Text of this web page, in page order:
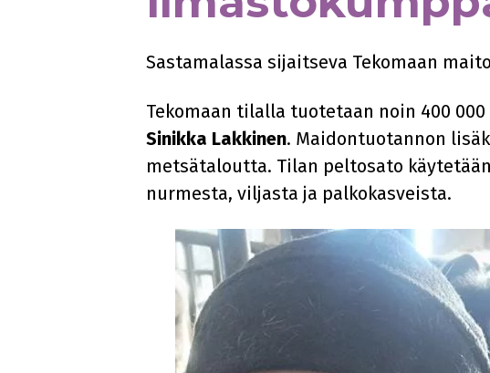
Sastamalassa sijaitseva Tekomaan
Tekomaan tilalla tuotetaan noin 400
Sinikka Lakkinen. Maidontuotannon
metsätaloutta. Tilan peltosato
nurmesta, viljasta ja palkokasveista.